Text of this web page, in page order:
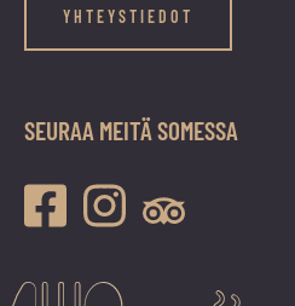
YHTEYSTIEDOT
SEURAA MEITÄ SOMESSA